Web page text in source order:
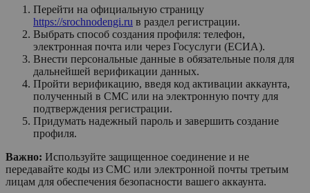
Перейти на официальную страницу
https://srochnodengi.ru в раздел регистрации.
Выбрать способ создания профиля: телефон,
электронная почта или через Госуслуги (ЕСИА).
Внести персональные данные в обязательные поля для
дальнейшей верификации данных.
Пройти верификацию, введя код активации аккаунта,
полученный в СМС или на электронную почту для
подтверждения регистрации.
Придумать надежный пароль и завершить создание
профиля.
Важно: Используйте защищенное соединение и не
передавайте коды из СМС или электронной почты третьим
лицам для обеспечения безопасности вашего аккаунта.